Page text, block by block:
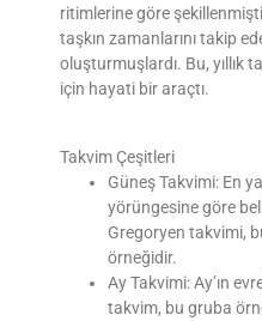
ritimlerine göre şekillenmişti.
taşkın zamanlarını takip
oluşturmuşlardı. Bu, yıllık
için hayati bir araçtı.
Takvim Çeşitleri
Güneş Takvimi: En
yörüngesine göre
Gregoryen takvimi,
örneğidir.
Ay Takvimi:Ay’ın
takvim, bu gruba